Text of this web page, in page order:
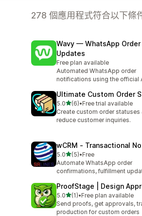
278 個應用程式符合以下條
Wavy — WhatsApp Order
Updates
Free plan available
Automated WhatsApp order
notifications using the official
Ultimate Custom Order
5.0滿分 5 顆星
(6)
共有 6 則評價
•Free trial available
Create custom order statuses
reduce customer inquiries.
wCRM ‑ Transactional
5.0滿分 5 顆星
(5)
共有 5 則評價
•Free
Automate WhatsApp order
confirmations, fulfillment
ProofStage | Design
5.0滿分 5 顆星
(1)
共有 1 則評價
•Free plan available
Send proofs, get approvals,
production for custom orders